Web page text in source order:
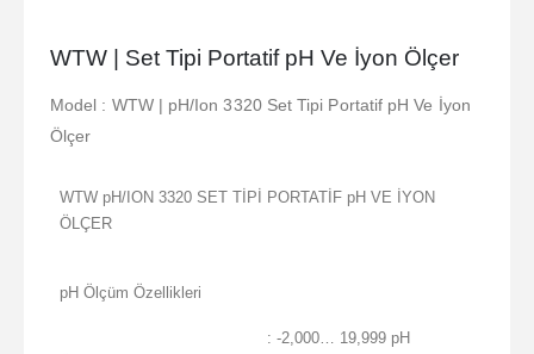
WTW | Set Tipi Portatif pH Ve İyon Ölçer
Model : WTW | pH/Ion 3320 Set Tipi Portatif pH Ve İyon
Ölçer
WTW pH/ION 3320 SET TİPİ PORTATİF pH VE İYON
ÖLÇER
pH Ölçüm Özellikleri
: -2,000… 19,999 pH